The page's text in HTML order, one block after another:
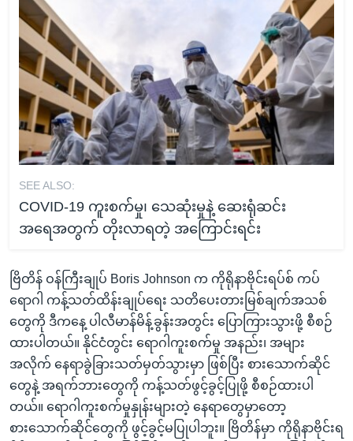
SEE ALSO:
COVID-19 ကူးစက်မှု၊ သေဆုံးမှုနဲ့ ဆေးရုံဆင်း
အရေအတွက် တိုးလာရတဲ့ အကြောင်းရင်း
ဗြိတိန် ဝန်ကြီးချုပ် Boris Johnson က ကိုရိုနာဗိုင်းရပ်စ် ကပ်
ရောဂါ ကန့်သတ်ထိန်းချုပ်ရေး သတိပေးတားမြစ်ချက်အသစ်
တွေကို ဒီကနေ့ ပါလီမာန်မိန့်ခွန်းအတွင်း ပြောကြားသွားဖို့ စီစဉ်
ထားပါတယ်။ နိုင်ငံတွင်း ရောဂါကူးစက်မှု အနည်း၊ အများ
အလိုက် နေရာခွဲခြားသတ်မှတ်သွားမှာ ဖြစ်ပြီး စားသောက်ဆိုင်
တွေနဲ့ အရက်ဘားတွေကို ကန့်သတ်ဖွင့်ခွင့်ပြုဖို့ စီစဉ်ထားပါ
တယ်။ ရောဂါကူးစက်မှုနှုန်းများတဲ့ နေရာတွေမှာတော့
စားသောက်ဆိုင်တွေကို ဖွင့်ခွင့်မပြုပါဘူး။ ဗြိတိန်မှာ ကိုရိုနာဗိုင်းရ